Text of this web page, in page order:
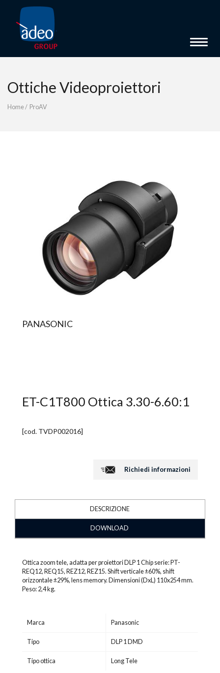
Toggle
Ottiche Videoproiettori
Home/ ProAV
PANASONIC
ET-C1T800 Ottica 3.30-6.60:1
[cod. TVDP002016]
Richiedi informazioni
DESCRIZIONE
DOWNLOAD
Ottica zoom tele, adatta per proiettori DLP 1 Chip serie: PT-
REQ12, REQ15, REZ12, REZ15. Shift verticale ±60%, shift
orizzontale ±29%, lens memory. Dimensioni (DxL) 110x254 mm.
Peso: 2,4 kg.
Marca Panasonic
Tipo DLP 1 DMD
Tipo ottica Long Tele